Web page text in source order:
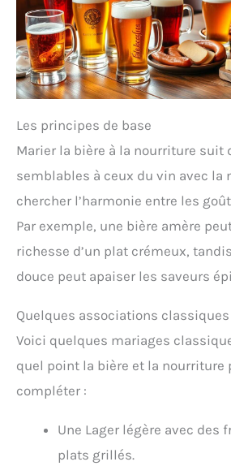
Les principes de base
Marier la bière à la nourriture suit
semblables à ceux du vin avec la
chercher l’harmonie entre les
Par exemple, une bière amère
richesse d’un plat crémeux,
douce peut apaiser les saveurs
Quelques associations classiques
Voici quelques mariages
quel point la bière et la nourriture
compléter :
Une Lager légère avec des
plats grillés.